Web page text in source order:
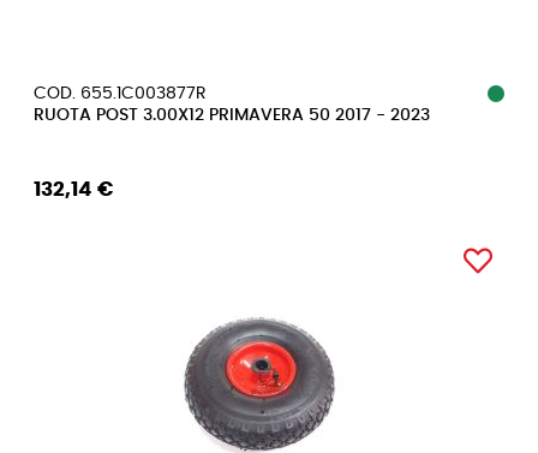
COD. 655.1C003877R
RUOTA POST 3.00X12 PRIMAVERA 50 2017 - 2023
132,14 €